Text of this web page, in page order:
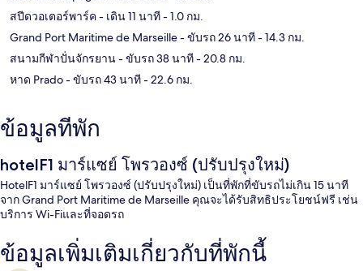
สปีดวอเตอร์พาร์ค- เดิน 11 นาที- 1.0 กม.
Grand Port Maritime de Marseille- ขับรถ 26 นาที- 14.3 กม.
สนามกีฬาปั่นจักรยาน- ขับรถ 38 นาที- 20.8 กม.
หาด Prado- ขับรถ 43 นาที- 22.6 กม.
ข้อมูลที่พัก
hotelF1 มาร์แซย์ โพรวองซ์ (ปรับปรุงใหม่)
HotelF1 มาร์แซย์ โพรวองซ์ (ปรับปรุงใหม่) เป็นที่พักที่ขับรถไม่เกิน 15 นาที
จาก Grand Port Maritime de Marseille คุณจะได้รับสิทธิประโยชน์ฟรี เช่น
บริการ Wi-Fiและที่จอดรถ
ข้อมูลเพิ่มเติมเกี่ยวกับที่พักนี้